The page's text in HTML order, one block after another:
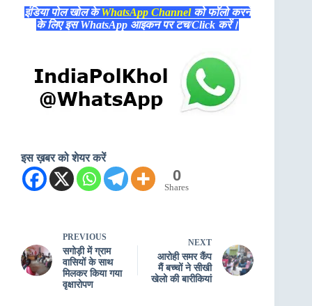
इंडिया पोल खोल केWhatsApp Channelको फॉलो करने
के लिए इस WhatsApp आइकन पर टच/Click करें।
इस ख़बर को शेयर करें
0
Shares
PREVIOUS
सगोड़ी में ग्राम
वासियों के साथ
मिलकर किया गया
वृक्षारोपण
NEXT
आरोही समर कैंप
मैं बच्चों ने सीखी
खेलो की बारीकियां